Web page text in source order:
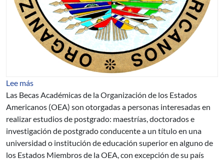
Lee mássobre Becas de la OEA para estudios académicos de
Las Becas Académicas de la Organización de los Estados
Americanos (OEA) son otorgadas a personas interesadas en
realizar estudios de postgrado: maestrías, doctorados e
investigación de postgrado conducente a un título en una
universidad o institución de educación superior en alguno de
los Estados Miembros de la OEA, con excepción de su país